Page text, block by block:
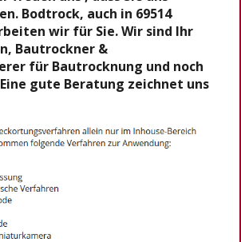
Bodtrock, auch in 69514
wir für Sie. Wir sind Ihr
Bautrockner &
für Bautrocknung und noch
gute Beratung zeichnet uns